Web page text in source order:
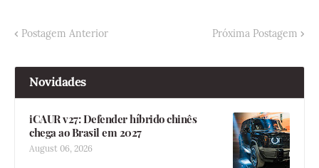
Postagem Anterior Próxima Postagem
Novidades
iCAUR v27: Defender híbrido chinês
chega ao Brasil em 2027
August 06, 2026